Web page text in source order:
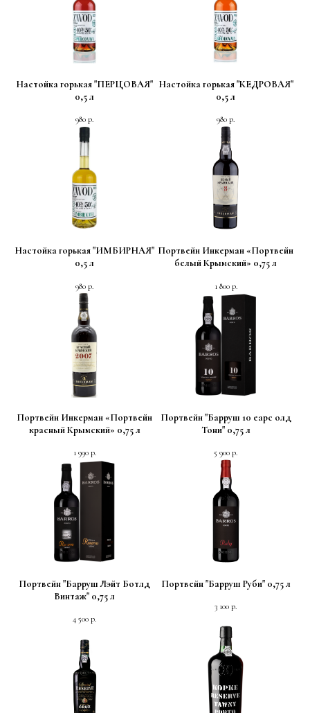
Настойка горькая "ПЕРЦОВАЯ"
0,5 л
980 р.
Настойка горькая "КЕДРОВАЯ"
0,5 л
980 р.
Настойка горькая "ИМБИРНАЯ"
0,5 л
980 р.
Портвейн Инкерман «Портвейн
белый Крымский» 0,75 л
1 800 р.
Портвейн Инкерман «Портвейн
красный Крымский» 0,75 л
1 990 р.
Портвейн "Барруш 10 еарс олд
Тони" 0,75 л
5 900 р.
Портвейн "Барруш Лэйт Ботлд
Винтаж" 0,75 л
4 500 р.
Портвейн "Барруш Руби" 0,75 л
3 100 р.